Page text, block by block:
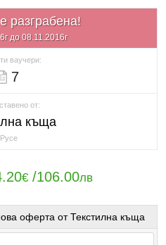
разграбена!
до 08.11.2016г
ваучери:
7
от:
къща
Русе
€/106.00лв
оферта от Текстилна къща